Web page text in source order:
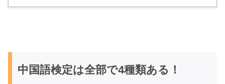
中国語検定は全部で4種類ある！